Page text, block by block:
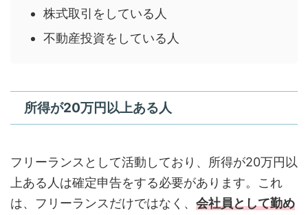
株式取引をしている人
不動産投資をしている人
所得が20万円以上ある人
フリーランスとして活動しており、所得が20万円以
上ある人は確定申告をする必要があります。これ
は、フリーランスだけではなく、 会社員として勤め